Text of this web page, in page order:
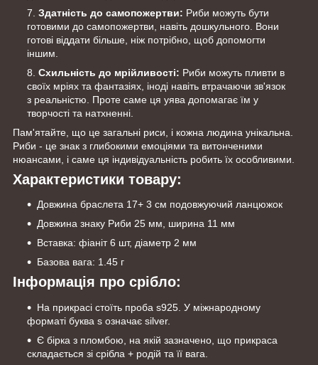
Здатність до самопожертви: Риби можуть бути
готовими до самопожертви, навіть дошкульного. Вони
готові віддати більше, ніж потрібно, щоб допомогти
іншим.
Схильність до мрійливості: Риби можуть пливти в
своїх мріях та фантазіях, іноді навіть втрачаючи зв'язок
з реальністю. Проте саме ця уява допомагає їм у
творчості та натхненні.
Пам'ятайте, що це загальні риси, і кожна людина унікальна.
Риби - це знак з глибокими емоціями та витонченими
нюансами, і саме ця індивідуальність робить їх особливими.
Характеристики товару:
Довжина браслета 17+ 3 см подовжуючий ланцюжок
Довжина знаку Риби 25 мм, ширина 11 мм
Вставка: фіаніт 6 шт, діаметр 2 мм
Базова вага: 1.45 г
Інформація про срібло:
На прикрасі стоїть проба s925. У міжнародному
форматі буква s означає silver.
Є бірка з пломбою, на якій зазначено, що прикраса
складається зі срібла + родій та її вага.